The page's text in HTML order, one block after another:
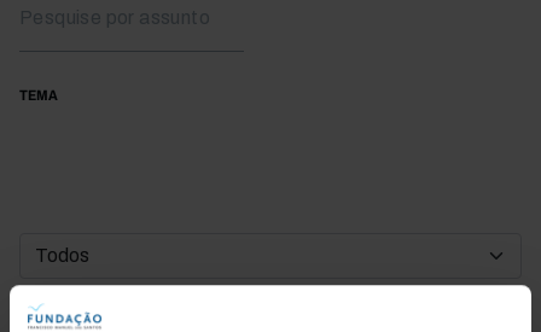
TEMA
DATA DE INÍCIO